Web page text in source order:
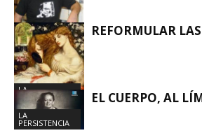
LA
PERSISTENCIA
LA
PERSISTENCIA
REFORMULAR
LA
PERSISTENCIA
EL CUERPO, AL